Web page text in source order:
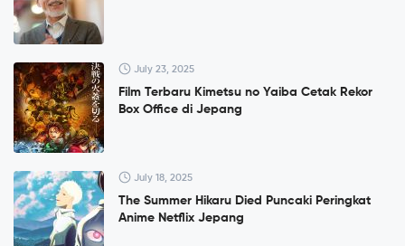
July 23, 2025
Film Terbaru Kimetsu no Yaiba Cetak Rekor
Box Office di Jepang
July 18, 2025
The Summer Hikaru Died Puncaki Peringkat
Anime Netflix Jepang